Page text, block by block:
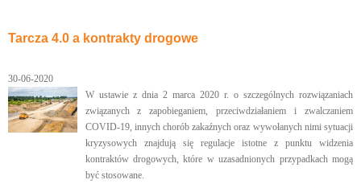
Tarcza 4.0 a kontrakty drogowe
30-06-2020
W ustawie z dnia 2 marca 2020 r. o szczególnych rozwiązaniach
związanych z zapobieganiem, przeciwdziałaniem i zwalczaniem
COVID-19, innych chorób zakaźnych oraz wywołanych nimi sytuacji
kryzysowych
znajdują się regulacje istotne z punktu widzenia
kontraktów drogowych, które w uzasadnionych przypadkach mogą
być stosowane.